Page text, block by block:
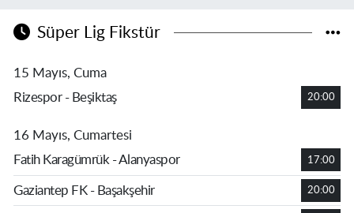
Süper Lig Fikstür
15 Mayıs, Cuma
Rizespor - Beşiktaş
20:00
16 Mayıs, Cumartesi
Fatih Karagümrük - Alanyaspor
17:00
Gaziantep FK - Başakşehir 20:00